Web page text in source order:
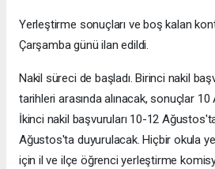
Yerleştirme sonuçları ve boş kalan
Çarşamba günü ilan edildi.
Nakil süreci de başladı. Birinci nakil
tarihleri arasında alınacak, sonuçlar
İkinci nakil başvuruları 10-12
Ağustos'ta duyurulacak. Hiçbir okula
için il ve ilçe öğrenci yerleştirme